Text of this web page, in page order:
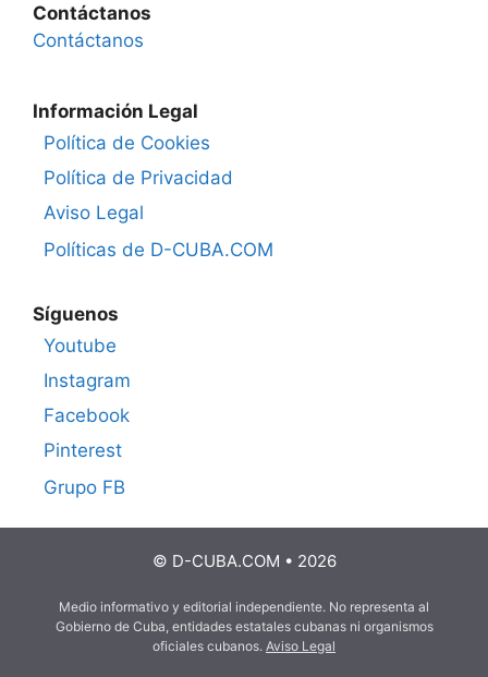
Contáctanos
Contáctanos
Información Legal
Política de Cookies
Política de Privacidad
Aviso Legal
Políticas de D-CUBA.COM
Síguenos
Youtube
Instagram
Facebook
Pinterest
Grupo FB
© D-CUBA.COM • 2026
Medio informativo y editorial independiente. No representa al
Gobierno de Cuba, entidades estatales cubanas ni organismos
oficiales cubanos. Aviso Legal